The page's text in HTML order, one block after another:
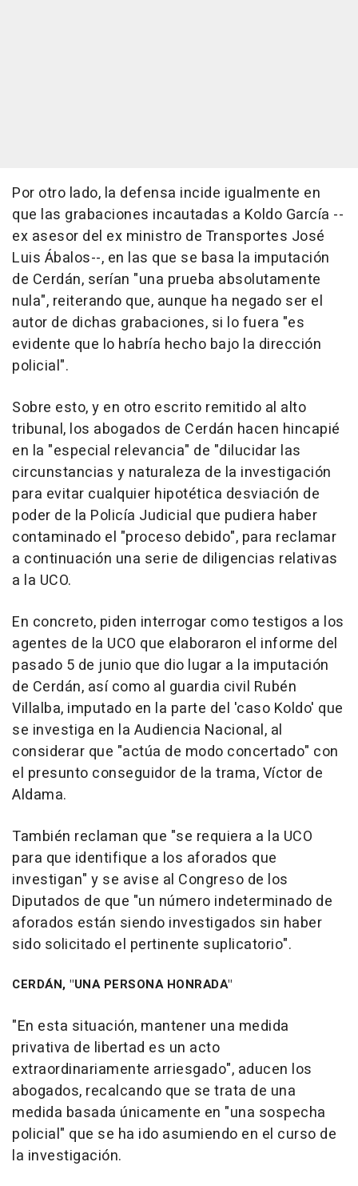
Por otro lado, la defensa incide igualmente en
que las grabaciones incautadas a Koldo García --
ex asesor del ex ministro de Transportes José
Luis Ábalos--, en las que se basa la imputación
de Cerdán, serían "una prueba absolutamente
nula", reiterando que, aunque ha negado ser el
autor de dichas grabaciones, si lo fuera "es
evidente que lo habría hecho bajo la dirección
policial".
Sobre esto, y en otro escrito remitido al alto
tribunal, los abogados de Cerdán hacen hincapié
en la "especial relevancia" de "dilucidar las
circunstancias y naturaleza de la investigación
para evitar cualquier hipotética desviación de
poder de la Policía Judicial que pudiera haber
contaminado el "proceso debido", para reclamar
a continuación una serie de diligencias relativas
a la UCO.
En concreto, piden interrogar como testigos a los
agentes de la UCO que elaboraron el informe del
pasado 5 de junio que dio lugar a la imputación
de Cerdán, así como al guardia civil Rubén
Villalba, imputado en la parte del 'caso Koldo' que
se investiga en la Audiencia Nacional, al
considerar que "actúa de modo concertado" con
el presunto conseguidor de la trama, Víctor de
Aldama.
También reclaman que "se requiera a la UCO
para que identifique a los aforados que
investigan" y se avise al Congreso de los
Diputados de que "un número indeterminado de
aforados están siendo investigados sin haber
sido solicitado el pertinente suplicatorio".
CERDÁN, "UNA PERSONA HONRADA"
"En esta situación, mantener una medida
privativa de libertad es un acto
extraordinariamente arriesgado", aducen los
abogados, recalcando que se trata de una
medida basada únicamente en "una sospecha
policial" que se ha ido asumiendo en el curso de
la investigación.